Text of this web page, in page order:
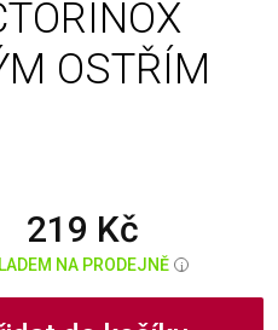
OSTŘÍM
219 Kč
NA PRODEJNĚ i